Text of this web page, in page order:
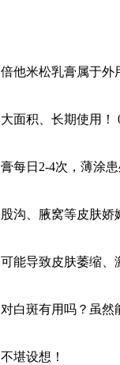
倍他米松乳膏属于外
大面积、长期使用！
膏每日2-4次，薄涂
股沟、腋窝等皮肤娇
可能导致皮肤萎缩、
对白斑有用吗？虽然
不堪设想！